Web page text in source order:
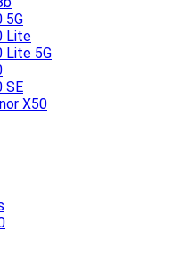
5G
Lite
Lite 5G
SE
X50